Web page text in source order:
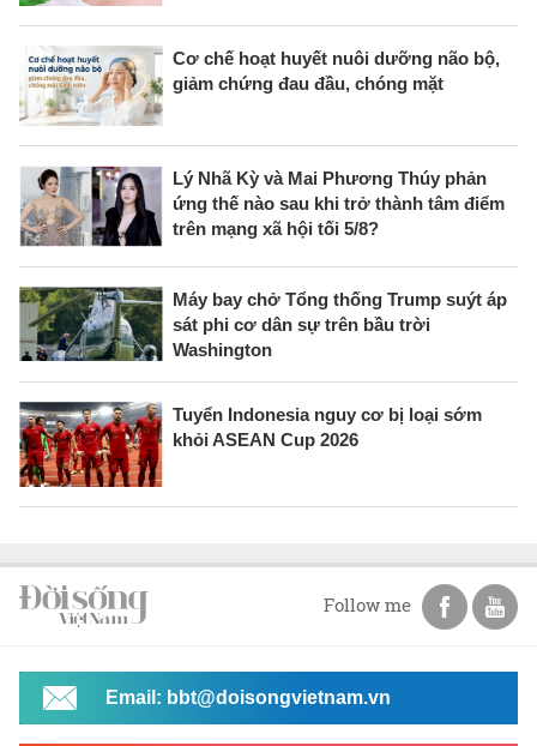
Cơ chế hoạt huyết nuôi dưỡng não bộ,
giảm chứng đau đầu, chóng mặt
Lý Nhã Kỳ và Mai Phương Thúy phản
ứng thế nào sau khi trở thành tâm điểm
trên mạng xã hội tối 5/8?
Máy bay chở Tổng thống Trump suýt áp
sát phi cơ dân sự trên bầu trời
Washington
Tuyển Indonesia nguy cơ bị loại sớm
khỏi ASEAN Cup 2026
Follow me
Email: bbt@doisongvietnam.vn